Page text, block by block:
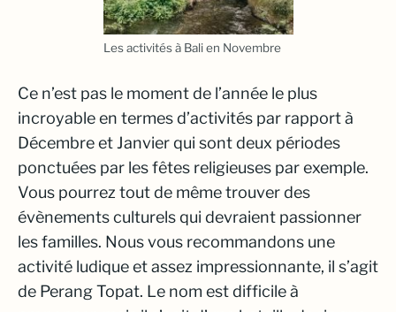
Les activités à Bali en Novembre
Ce n’est pas le moment de l’année le plus
incroyable en termes d’activités par rapport à
Décembre et Janvier qui sont deux périodes
ponctuées par les fêtes religieuses par exemple.
Vous pourrez tout de même trouver des
évènements culturels qui devraient passionner
les familles. Nous vous recommandons une
activité ludique et assez impressionnante, il s’agit
de Perang Topat. Le nom est difficile à